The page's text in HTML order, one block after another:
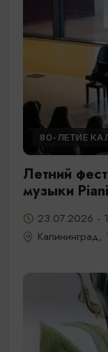
80-ЛЕТИЕ
Летний
музыки
23.07.2026 -
Калининград,